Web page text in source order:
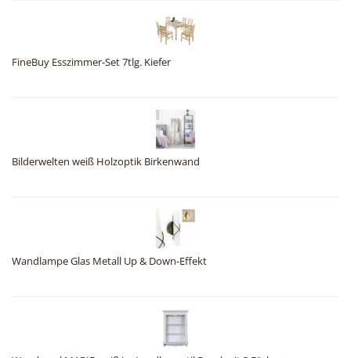
FineBuy Esszimmer-Set 7tlg. Kiefer
Bilderwelten weiß Holzoptik Birkenwand
Wandlampe Glas Metall Up & Down-Effekt